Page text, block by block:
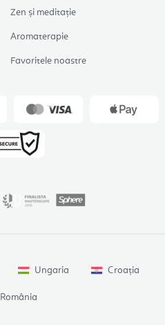
Zen și meditație
Aromaterapie
Favoritele noastre
Ungaria Croația
România